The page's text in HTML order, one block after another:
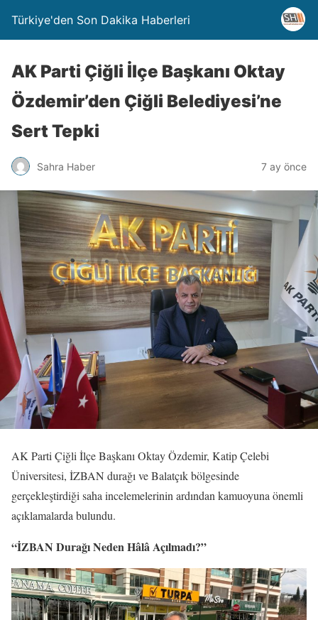
Türkiye'den Son Dakika Haberleri
AK Parti Çiğli İlçe Başkanı Oktay
Özdemir’den Çiğli Belediyesi’ne
Sert Tepki
Sahra Haber 7 ay önce
AK Parti Çiğli İlçe Başkanı Oktay Özdemir, Katip Çelebi
Üniversitesi, İZBAN durağı ve Balatçık bölgesinde
gerçekleştirdiği saha incelemelerinin ardından kamuoyuna önemli
açıklamalarda bulundu.
“İZBAN Durağı Neden Hâlâ Açılmadı?”